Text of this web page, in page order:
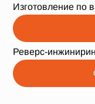
Изготовление по
Реверс-